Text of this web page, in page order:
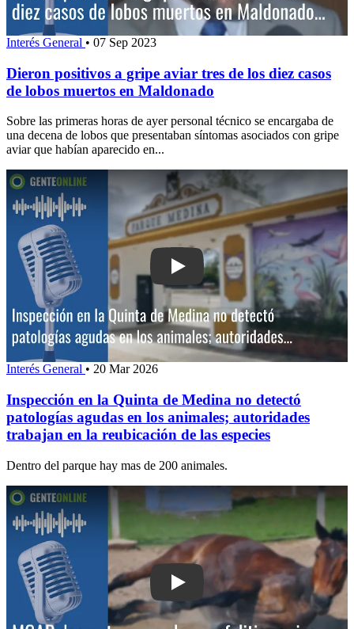
Interés General • 07 Sep 2023
Dieron positivos a gripe aviar tres de los diez casos
de lobos muertos en Maldonado
Sobre las primeras horas de ayer personal técnico se encargaba de
una decena de lobos que presentaban síntomas asociados con gripe
aviar que habían aparecido en...
Play: Inspección en la Quinta de
Interés General • 20 Mar 2026
Inspección en la Quinta de Medina no detectó
patologías agudas en los animales; autoridades
trabajan en la reubicación de las especies
Dentro del parque hay mas de 200 animales.
Play: MGAP descarta casos de